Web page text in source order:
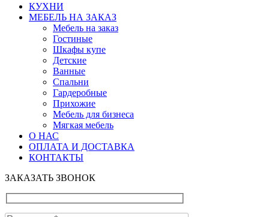
КУХНИ
МЕБЕЛЬ НА ЗАКАЗ
Мебель на заказ
Гостиные
Шкафы купе
Детские
Ванные
Спальни
Гардеробные
Прихожие
Мебель для бизнеса
Мягкая мебель
О НАС
ОПЛАТА И ДОСТАВКА
КОНТАКТЫ
ЗАКАЗАТЬ ЗВОНОК